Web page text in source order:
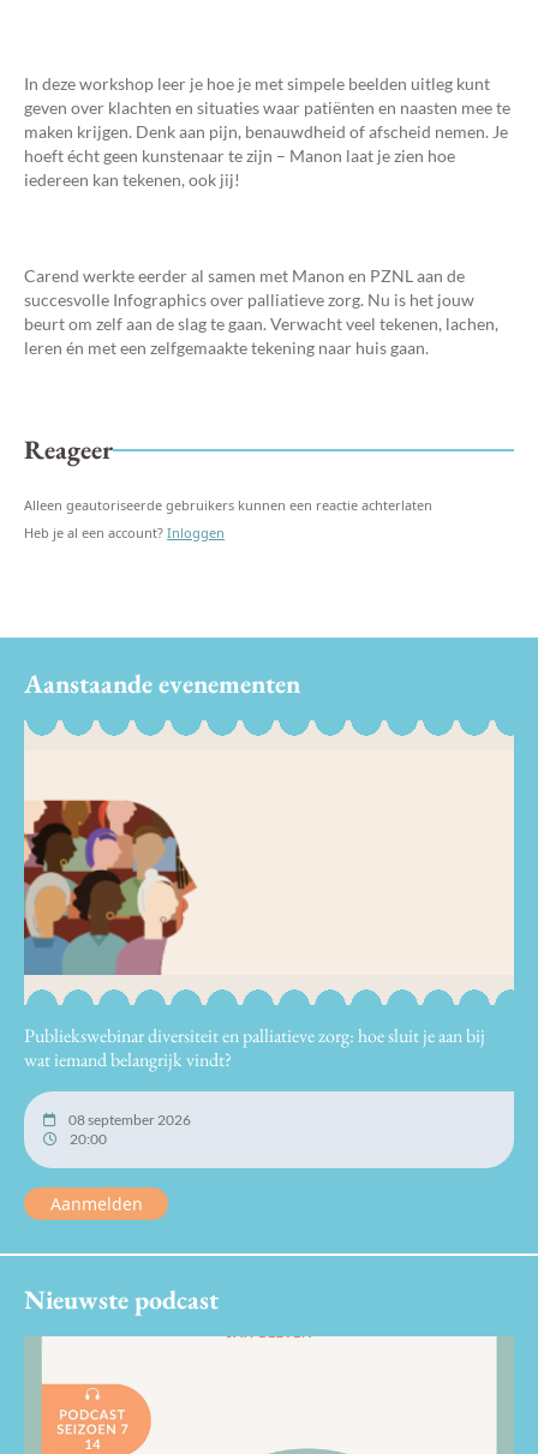
In deze workshop leer je hoe je met simpele beelden uitleg kunt
geven over klachten en situaties waar patiënten en naasten mee te
maken krijgen. Denk aan pijn, benauwdheid of afscheid nemen. Je
hoeft écht geen kunstenaar te zijn – Manon laat je zien hoe
iedereen kan tekenen, ook jij!
Carend werkte eerder al samen met Manon en PZNL aan de
succesvolle Infographics over palliatieve zorg. Nu is het jouw
beurt om zelf aan de slag te gaan. Verwacht veel tekenen, lachen,
leren én met een zelfgemaakte tekening naar huis gaan.
Reageer
Alleen geautoriseerde gebruikers kunnen een reactie achterlaten
Heb je al een account? Inloggen
Aanstaande evenementen
Publiekswebinar diversiteit en palliatieve zorg: hoe sluit je aan bij
wat iemand belangrijk vindt?
08 september 2026
20:00
Aanmelden
Nieuwste podcast